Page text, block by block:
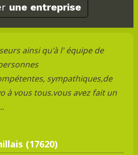
une entreprise
ainsi qu'à l' équipe de
sympathiques,de
à vous tous.vous avez fait un
(17620)